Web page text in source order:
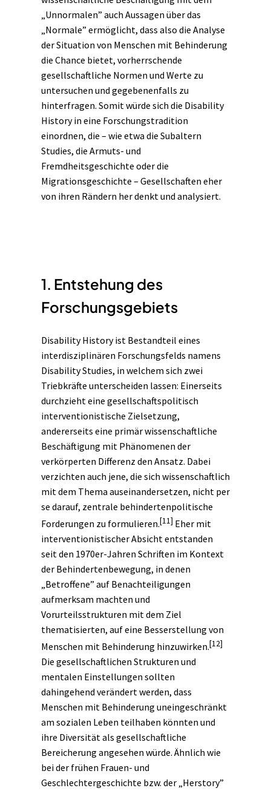
„Unnormalen” auch Aussagen über das
„Normale” ermöglicht, dass also die Analyse
der Situation von Menschen mit Behinderung
die Chance bietet, vorherrschende
gesellschaftliche Normen und Werte zu
untersuchen und gegebenenfalls zu
hinterfragen. Somit würde sich die Disability
History in eine Forschungstradition
einordnen, die – wie etwa die Subaltern
Studies, die Armuts- und
Fremdheitsgeschichte oder die
Migrationsgeschichte – Gesellschaften eher
von ihren Rändern her denkt und analysiert.
1. Entstehung des
Forschungsgebiets
Disability History ist Bestandteil eines
interdisziplinären Forschungsfelds namens
Disability Studies, in welchem sich zwei
Triebkräfte unterscheiden lassen: Einerseits
durchzieht eine gesellschaftspolitisch
interventionistische Zielsetzung,
andererseits eine primär wissenschaftliche
Beschäftigung mit Phänomenen der
verkörperten Differenz den Ansatz. Dabei
verzichten auch jene, die sich wissenschaftlich
mit dem Thema auseinandersetzen, nicht per
se darauf, zentrale behindertenpolitische
Forderungen zu formulieren.[11] Eher mit
interventionistischer Absicht entstanden
seit den 1970er-Jahren Schriften im Kontext
der Behindertenbewegung, in denen
„Betroffene” auf Benachteiligungen
aufmerksam machten und
Vorurteilsstrukturen mit dem Ziel
thematisierten, auf eine Besserstellung von
Menschen mit Behinderung hinzuwirken.[12]
Die gesellschaftlichen Strukturen und
mentalen Einstellungen sollten
dahingehend verändert werden, dass
Menschen mit Behinderung uneingeschränkt
am sozialen Leben teilhaben könnten und
ihre Diversität als gesellschaftliche
Bereicherung angesehen würde. Ähnlich wie
bei der frühen Frauen- und
Geschlechtergeschichte bzw. der „Herstory”